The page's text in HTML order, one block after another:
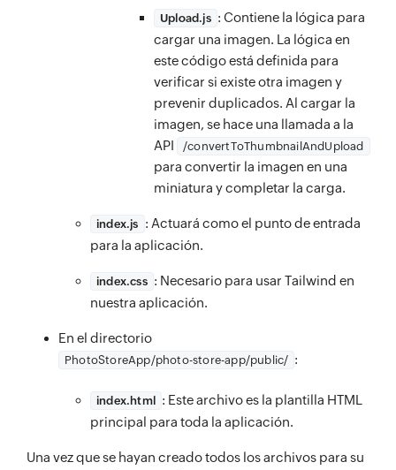
Upload.js : Contiene la lógica para
cargar una imagen. La lógica en
este código está definida para
verificar si existe otra imagen y
prevenir duplicados. Al cargar la
imagen, se hace una llamada a la
API
/convertToThumbnailAndUpload
para convertir la imagen en una
miniatura y completar la carga.
index.js : Actuará como el punto de entrada
para la aplicación.
index.css : Necesario para usar Tailwind en
nuestra aplicación.
En el directorio
PhotoStoreApp/photo-store-app/public/ :
index.html : Este archivo es la plantilla HTML
principal para toda la aplicación.
Una vez que se hayan creado todos los archivos para su